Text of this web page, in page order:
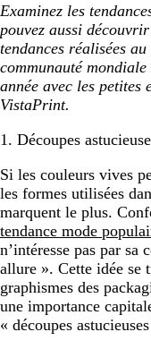
Examinez les
pouvez aussi
tendances réalisées
communauté
année avec les petites
VistaPrint.
1. Découpes
Si les couleurs vives
les formes utilisées
marquent le plus.
tendance mode
n’intéresse pas par
allure ». Cette idée se
graphismes des
une importance
« découpes